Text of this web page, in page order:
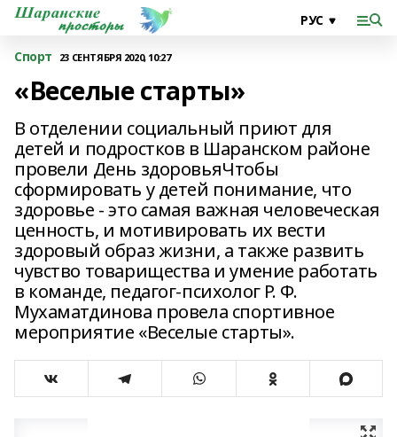
Спорт 23 СЕНТЯБРЯ 2020, 10:27
«Веселые старты»
В отделении социальный приют для
детей и подростков в Шаранском районе
провели День здоровьяЧтобы
сформировать у детей понимание, что
здоровье - это самая важная человеческая
ценность, и мотивировать их вести
здоровый образ жизни, а также развить
чувство товарищества и умение работать
в команде, педагог-психолог Р. Ф.
Мухаматдинова провела спортивное
мероприятие «Веселые старты».